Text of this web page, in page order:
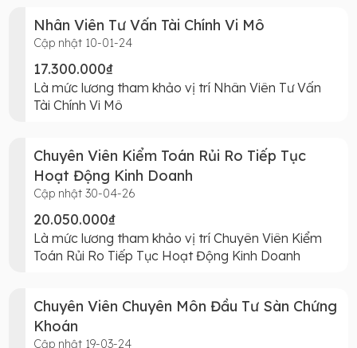
Nhân Viên Tư Vấn Tài Chính Vi Mô
Cập nhật 10-01-24
17.300.000₫
Là mức lương tham khảo vị trí Nhân Viên Tư Vấn
Tài Chính Vi Mô
Chuyên Viên Kiểm Toán Rủi Ro Tiếp Tục
Hoạt Động Kinh Doanh
Cập nhật 30-04-26
20.050.000₫
Là mức lương tham khảo vị trí Chuyên Viên Kiểm
Toán Rủi Ro Tiếp Tục Hoạt Động Kinh Doanh
Chuyên Viên Chuyên Môn Đầu Tư Sàn Chứng
Khoán
Cập nhật 19-03-24